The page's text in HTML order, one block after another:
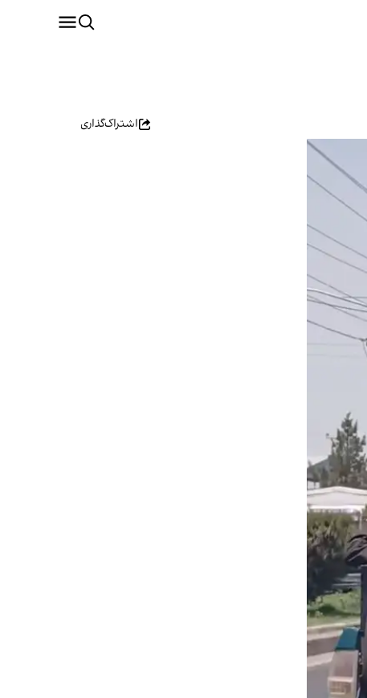
اشتراک‌گذاری